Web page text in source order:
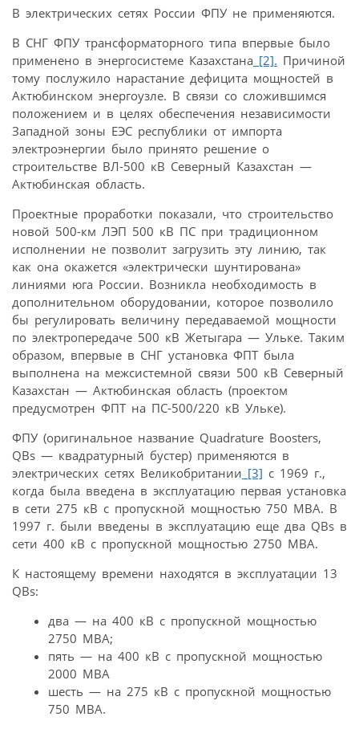
В электрических сетях России ФПУ не применяются.
В СНГ ФПУ трансформаторного типа впервые было
применено в энергосистеме Казахстана [2]. Причиной
тому послужило нарастание дефицита мощностей в
Актюбинском энергоузле. В связи со сложившимся
положением и в целях обеспечения независимости
Западной зоны ЕЭС республики от импорта
электроэнергии было принято решение о
строительстве ВЛ-500 кВ Северный Казахстан —
Актюбинская область.
Проектные проработки показали, что строительство
новой 500-км ЛЭП 500 кВ ПС при традиционном
исполнении не позволит загрузить эту линию, так
как она окажется «электрически шунтирована»
линиями юга России. Возникла необходимость в
дополнительном оборудовании, которое позволило
бы регулировать величину передаваемой мощности
по электропередаче 500 кВ Жетыгара — Ульке. Таким
образом, впервые в СНГ установка ФПТ была
выполнена на межсистемной связи 500 кВ Северный
Казахстан — Актюбинская область (проектом
предусмотрен ФПТ на ПС-500/220 кВ Ульке).
ФПУ (оригинальное название Quadrature Boosters,
QBs — квадратурный бустер) применяются в
электрических сетях Великобритании [3] с 1969 г.,
когда была введена в эксплуатацию первая установка
в сети 275 кВ с пропускной мощностью 750 МВА. В
1997 г. были введены в эксплуатацию еще два QBs в
сети 400 кВ с пропускной мощностью 2750 МВА.
К настоящему времени находятся в эксплуатации 13
QBs:
два — на 400 кВ с пропускной мощностью
2750 МВА;
пять — на 400 кВ с пропускной мощностью
2000 МВА
шесть — на 275 кВ с пропускной мощностью
750 МВА.